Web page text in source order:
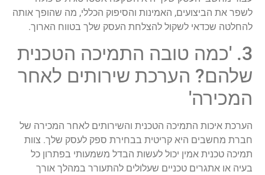
לשפר את הביצועים, האמינות והסיפוק הכללי, מה שהופך אותה
להחלטה שכדאי לשקול להצלחת העסק שלך בטווח הארוך.
3. 'כמה טובה התמיכה הטכנית
שלהם? הערכת שירותים לאחר
המכירה'
הערכת איכות התמיכה הטכנית והשירותים לאחר המכירה של
חברת מחשבים היא קריטית בבחירת ספק לעסק שלך. צוות
תמיכה טכנית אמין יכול לעשות הבדל משמעותי בפתרון כל
בעיה או אתגרים טכניים שעלולים להתעורר במהלך אורך